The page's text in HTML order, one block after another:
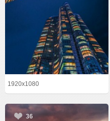
1920x1080
36